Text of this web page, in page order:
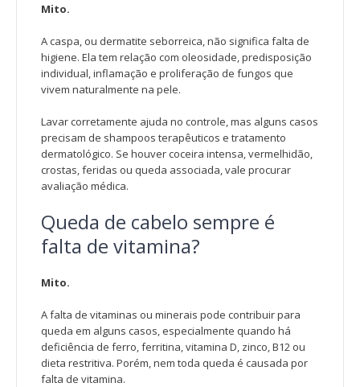
Mito.
A caspa, ou dermatite seborreica, não significa falta de
higiene. Ela tem relação com oleosidade, predisposição
individual, inflamação e proliferação de fungos que
vivem naturalmente na pele.
Lavar corretamente ajuda no controle, mas alguns casos
precisam de shampoos terapêuticos e tratamento
dermatológico. Se houver coceira intensa, vermelhidão,
crostas, feridas ou queda associada, vale procurar
avaliação médica.
Queda de cabelo sempre é
falta de vitamina?
Mito.
A falta de vitaminas ou minerais pode contribuir para
queda em alguns casos, especialmente quando há
deficiência de ferro, ferritina, vitamina D, zinco, B12 ou
dieta restritiva. Porém, nem toda queda é causada por
falta de vitamina.